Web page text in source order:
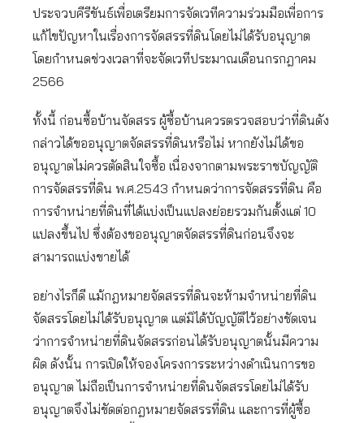
ประจวบคีรีขันธ์เพื่อเตรียมการจัดเวทีความร่วมมือเพื่อการ
แก้ไขปัญหาในเรื่องการจัดสรรที่ดินโดยไม่ได้รับอนุญาต
โดยกำหนดช่วงเวลาที่จะจัดเวทีประมาณเดือนกรกฎาคม
2566
ทั้งนี้ ก่อนซื้อบ้านจัดสรร ผู้ซื้อบ้านควรตรวจสอบว่าที่ดินดัง
กล่าวได้ขออนุญาตจัดสรรที่ดินหรือไม่ หากยังไม่ได้ขอ
อนุญาตไม่ควรตัดสินใจซื้อ เนื่องจากตามพระราชบัญญัติ
การจัดสรรที่ดิน พ.ศ.2543 กำหนดว่าการจัดสรรที่ดิน คือ
การจำหน่ายที่ดินที่ได้แบ่งเป็นแปลงย่อยรวมกันตั้งแต่ 10
แปลงขึ้นไป ซึ่งต้องขออนุญาตจัดสรรที่ดินก่อนจึงจะ
สามารถแบ่งขายได้
อย่างไรก็ดี แม้กฎหมายจัดสรรที่ดินจะห้ามจำหน่ายที่ดิน
จัดสรรโดยไม่ได้รับอนุญาต แต่มิได้บัญญัติไว้อย่างชัดเจน
ว่าการจำหน่ายที่ดินจัดสรรก่อนได้รับอนุญาตนั้นมีความ
ผิด ดังนั้น การเปิดให้จองโครงการระหว่างดำเนินการขอ
อนุญาต ไม่ถือเป็นการจำหน่ายที่ดินจัดสรรโดยไม่ได้รับ
อนุญาตจึงไม่ขัดต่อกฎหมายจัดสรรที่ดิน และการที่ผู้ซื้อ